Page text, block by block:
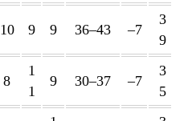
10 9 9 36–43 –7
3
9
8
1
1
9 30–37 –7
3
5